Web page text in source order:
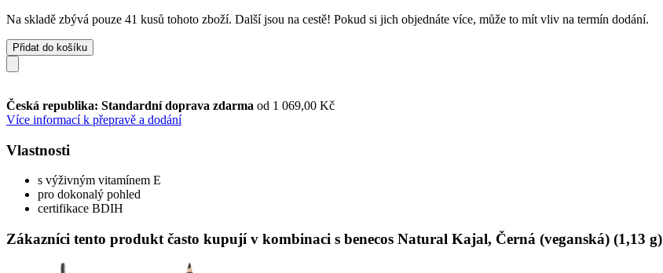
Na skladě zbývá pouze 41 kusů tohoto zboží. Další jsou na cestě! Pokud si jich objednáte více, může to mít vliv na termín dodání.
Přidat do košíku
Česká republika: Standardní doprava zdarma od 1 069,00 Kč
Více informací k přepravě a dodání
Vlastnosti
s výživným vitamínem E
pro dokonalý pohled
certifikace BDIH
Zákazníci tento produkt často kupují v kombinaci s benecos Natural Kajal, Černá (veganská) (1,13 g)